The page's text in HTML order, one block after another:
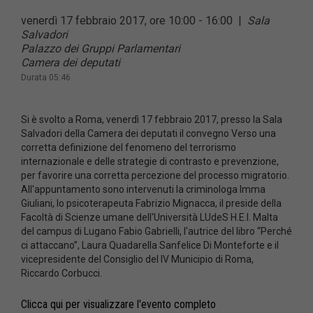
venerdì 17 febbraio 2017, ore 10:00 - 16:00 | Sala
Salvadori
Palazzo dei Gruppi Parlamentari
Camera dei deputati
Durata 05:46
Si è svolto a Roma, venerdì 17 febbraio 2017, presso la Sala
Salvadori della Camera dei deputati il convegno Verso una
corretta definizione del fenomeno del terrorismo
internazionale e delle strategie di contrasto e prevenzione,
per favorire una corretta percezione del processo migratorio.
All'appuntamento sono intervenuti la criminologa Imma
Giuliani, lo psicoterapeuta Fabrizio Mignacca, il preside della
Facoltà di Scienze umane dell'Università LUdeS H.E.I. Malta
del campus di Lugano Fabio Gabrielli, l'autrice del libro “Perché
ci attaccano”, Laura Quadarella Sanfelice Di Monteforte e il
vicepresidente del Consiglio del IV Municipio di Roma,
Riccardo Corbucci.
Clicca qui per visualizzare l'evento completo